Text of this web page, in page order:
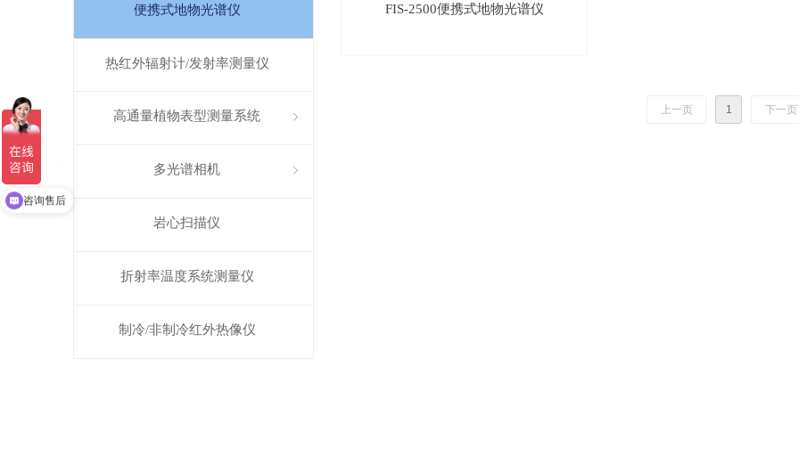
便携式地物光谱仪
热红外辐射计/发射率测量仪
ꁇ
高通量植物表型测量系统
ꁇ
多光谱相机
岩心扫描仪
折射率温度系统测量仪
制冷/非制冷红外热像仪
FIS-2500便携式地物光谱仪
上一页 1 下一页